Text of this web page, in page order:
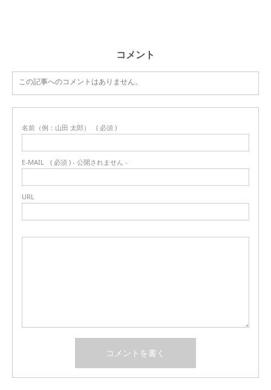
コメント
この記事へのコメントはありません。
名前（例：山田 太郎） ( 必須 )
E-MAIL ( 必須 ) - 公開されません -
URL